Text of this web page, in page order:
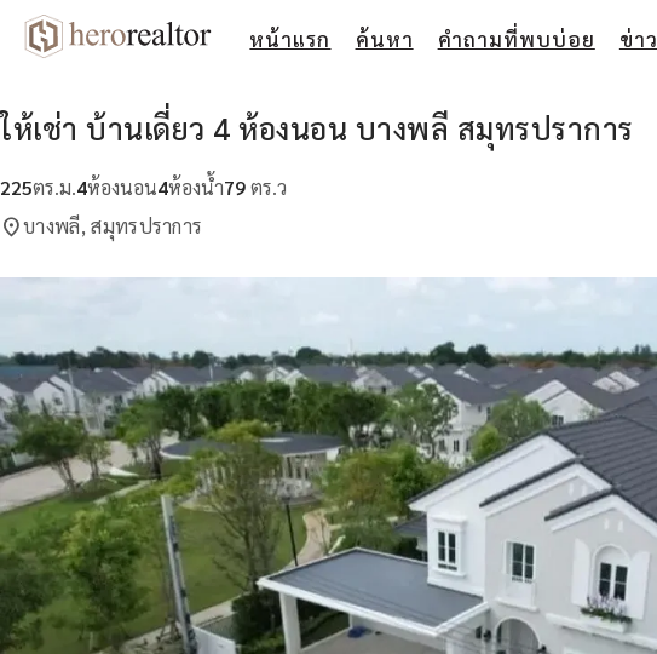
หน้าแรก ค้นหา คำถามที่พบบ่อย ข่าว
ให้เช่า บ้านเดี่ยว 4 ห้องนอน บางพลี สมุทรปราการ
225ตร.ม.4ห้องนอน4ห้องน้ำ79ตร.ว
location_onบางพลี, สมุทรปราการ